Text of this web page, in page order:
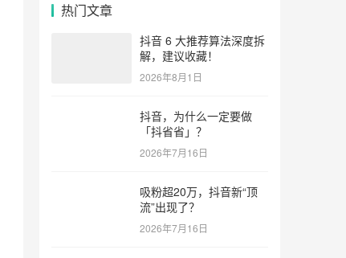
热门文章
抖音 6 大推荐算法深度拆
解，建议收藏！
2026年8月1日
抖音，为什么一定要做
「抖省省」？
2026年7月16日
吸粉超20万，抖音新“顶
流”出现了？
2026年7月16日